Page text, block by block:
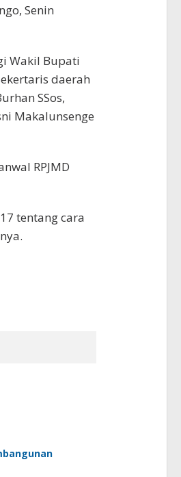
Senin
Wakil Bupati
daerah
SSos,
Makalunsenge
RPJMD
tentang cara